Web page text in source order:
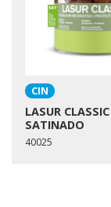
CIN
LASUR CLASSIC
SATINADO
40025